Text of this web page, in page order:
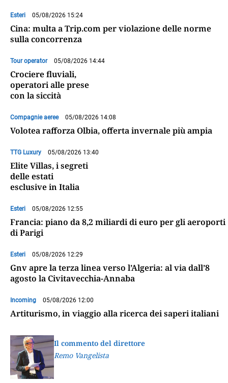
Esteri 05/08/2026 15:24
Cina: multa a Trip.com per violazione delle norme
sulla concorrenza
Tour operator 05/08/2026 14:44
Crociere fluviali,
operatori alle prese
con la siccità
Compagnie aeree 05/08/2026 14:08
Volotea rafforza Olbia, offerta invernale più ampia
TTG Luxury 05/08/2026 13:40
Elite Villas, i segreti
delle estati
esclusive in Italia
Esteri 05/08/2026 12:55
Francia: piano da 8,2 miliardi di euro per gli aeroporti
di Parigi
Esteri 05/08/2026 12:29
Gnv apre la terza linea verso l’Algeria: al via dall’8
agosto la Civitavecchia-Annaba
Incoming 05/08/2026 12:00
Artiturismo, in viaggio alla ricerca dei saperi italiani
Il commento del direttore
Remo Vangelista